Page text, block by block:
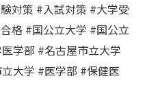
対策 #入試対策 #大学受
格 #国公立大学 #国公立
学部 #名古屋市立大学
大学 #医学部 #保健医